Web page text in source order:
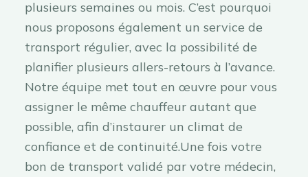
plusieurs semaines ou mois. C’est pourquoi
nous proposons également un service de
transport régulier, avec la possibilité de
planifier plusieurs allers-retours à l’avance.
Notre équipe met tout en œuvre pour vous
assigner le même chauffeur autant que
possible, afin d’instaurer un climat de
confiance et de continuité.Une fois votre
bon de transport validé par votre médecin,